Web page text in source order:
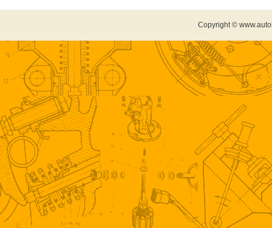
Copyright ©